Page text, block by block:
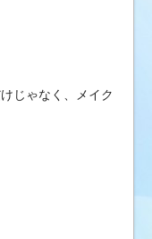
じゃなく、メイク